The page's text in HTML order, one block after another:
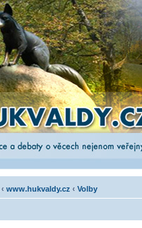
‹ www.hukvaldy.cz ‹ Volby